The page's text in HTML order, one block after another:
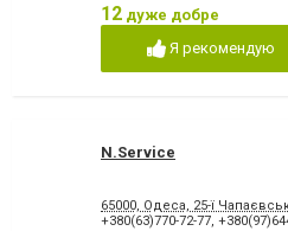
12 дуже добре
Я рекомендую
N.Service
65000, Одеса, 25-ї
+380(63)770-72-77,